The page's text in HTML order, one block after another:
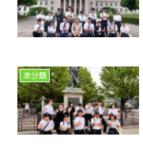
未分類